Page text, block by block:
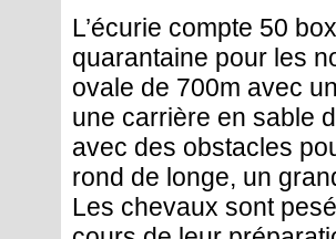
L’écurie compte 50
quarantaine pour les
ovale de 700m avec
une carrière en sable
avec des obstacles
rond de longe, un
Les chevaux sont